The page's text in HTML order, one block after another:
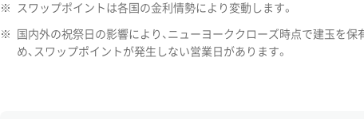
※ スワップポイントは各国の金利情勢により変動します。
※
国内外の祝祭日の影響により、ニューヨーククローズ時点で建玉を
め、スワップポイントが発生しない営業日があります。